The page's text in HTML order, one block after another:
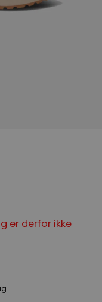
er derfor ikke